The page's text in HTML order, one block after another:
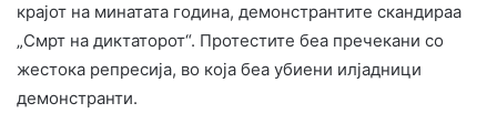
крајот на минатата година, демонстрантите скандираа
„Смрт на диктаторот“. Протестите беа пречекани со
жестока репресија, во која беа убиени илјадници
демонстранти.